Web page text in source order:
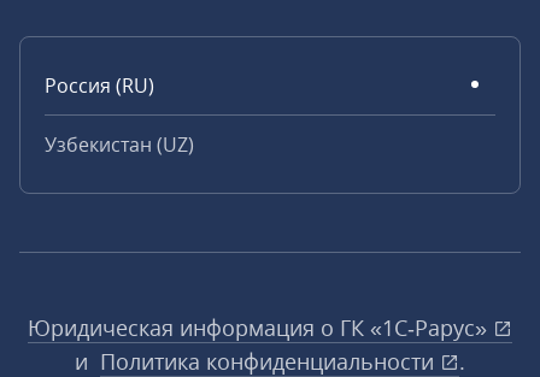
Россия (RU)
Узбекистан (UZ)
Юридическая информация о ГК «1С‑Рарус»
и Политика конфиденциальности
.